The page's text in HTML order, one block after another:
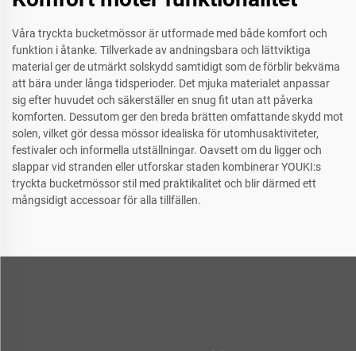
Våra tryckta bucketmössor är utformade med både komfort och
funktion i åtanke. Tillverkade av andningsbara och lättviktiga
material ger de utmärkt solskydd samtidigt som de förblir bekväma
att bära under långa tidsperioder. Det mjuka materialet anpassar
sig efter huvudet och säkerställer en snug fit utan att påverka
komforten. Dessutom ger den breda brätten omfattande skydd mot
solen, vilket gör dessa mössor idealiska för utomhusaktiviteter,
festivaler och informella utställningar. Oavsett om du ligger och
slappar vid stranden eller utforskar staden kombinerar YOUKI:s
tryckta bucketmössor stil med praktikalitet och blir därmed ett
mångsidigt accessoar för alla tillfällen.